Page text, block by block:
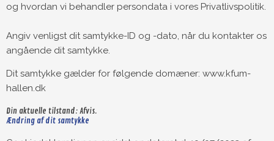
og hvordan vi behandler persondata i vores Privatlivspolitik.
Angiv venligst dit samtykke-ID og -dato, når du kontakter os
angående dit samtykke.
Dit samtykke gælder for følgende domæner: www.kfum-
hallen.dk
Din aktuelle tilstand: Afvis.
Ændring af dit samtykke